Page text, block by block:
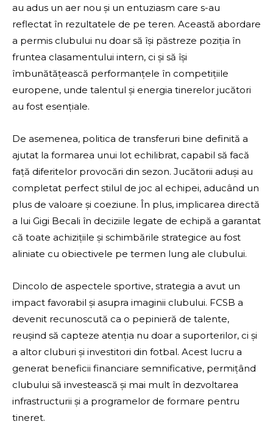
au adus un aer nou și un entuziasm care s-au
reflectat în rezultatele de pe teren. Această abordare
a permis clubului nu doar să își păstreze poziția în
fruntea clasamentului intern, ci și să își
îmbunătățească performanțele în competițiile
europene, unde talentul și energia tinerelor jucători
au fost esențiale.
De asemenea, politica de transferuri bine definită a
ajutat la formarea unui lot echilibrat, capabil să facă
față diferitelor provocări din sezon. Jucătorii aduși au
completat perfect stilul de joc al echipei, aducând un
plus de valoare și coeziune. În plus, implicarea directă
a lui Gigi Becali în deciziile legate de echipă a garantat
că toate achizițiile și schimbările strategice au fost
aliniate cu obiectivele pe termen lung ale clubului.
Dincolo de aspectele sportive, strategia a avut un
impact favorabil și asupra imaginii clubului. FCSB a
devenit recunoscută ca o pepinieră de talente,
reușind să capteze atenția nu doar a suporterilor, ci și
a altor cluburi și investitori din fotbal. Acest lucru a
generat beneficii financiare semnificative, permițând
clubului să investească și mai mult în dezvoltarea
infrastructurii și a programelor de formare pentru
tineret.